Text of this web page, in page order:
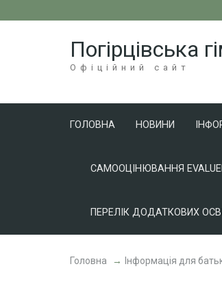
Погірцівська
Офіційний сайт
ГОЛОВНА НОВИНИ
САМООЦІНЮВАННЯ
ПЕРЕЛІК ДОДАТКОВИХ
Головна → Інформація для